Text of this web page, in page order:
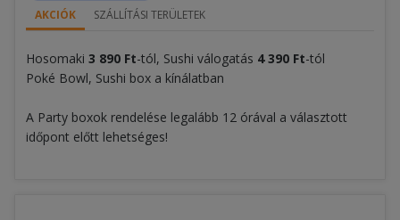
AKCIÓK SZÁLLÍTÁSI TERÜLETEK
Hosomaki 3 890 Ft-tól, Sushi válogatás 4 390 Ft-tól
Poké Bowl, Sushi box a kínálatban
A Party boxok rendelése legalább 12 órával a választott
időpont előtt lehetséges!